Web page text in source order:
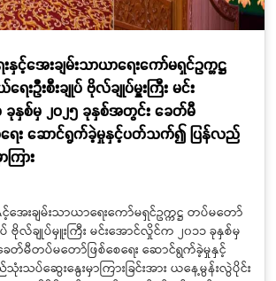
င့်အေးချမ်းသာယာရေးကော်မရှင်ဥက္ကဋ္ဌ
ဦးစီးချုပ် ဗိုလ်ချုပ်မှူးကြီး မင်း
နှစ်မှ ၂၀၂၅ ခုနှစ်အတွင်း ခေတ်မီ
ရေး ဆောင်ရွက်ခဲ့မှုနှင့်ပတ်သက်၍ ပြန်လည်
ြား
အေးချမ်းသာယာရေးကော်မရှင်ဥက္ကဋ္ဌ တပ်မတော်
ဗိုလ်ချုပ်မှူးကြီး မင်းအောင်လှိုင်က ၂၀၁၁ ခုနှစ်မှ
ေတ်မီတပ်မတော်ဖြစ်စေရေး ဆောင်ရွက်ခဲ့မှုနှင့်
ပ်ဆွေးနွေးမှာကြားခြင်းအား ယနေ့မွန်းလွဲပိုင်း